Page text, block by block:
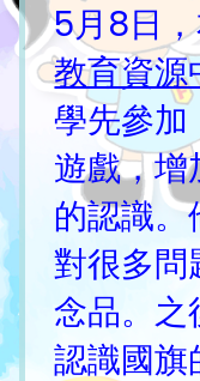
5月8日
教育資源
學先參
遊戲，增
的認識。
對很多問
念品。
認識國